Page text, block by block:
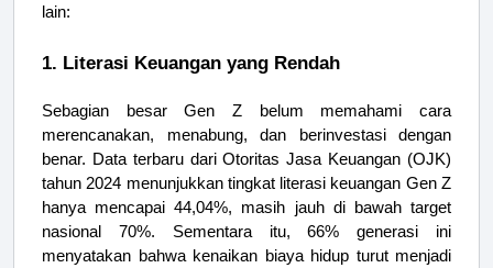
lain:
1. Literasi Keuangan yang Rendah
Sebagian besar Gen Z belum memahami cara
merencanakan, menabung, dan berinvestasi dengan
benar. Data terbaru dari Otoritas Jasa Keuangan (OJK)
tahun 2024 menunjukkan tingkat literasi keuangan Gen Z
hanya mencapai 44,04%, masih jauh di bawah target
nasional 70%. Sementara itu, 66% generasi ini
menyatakan bahwa kenaikan biaya hidup turut menjadi